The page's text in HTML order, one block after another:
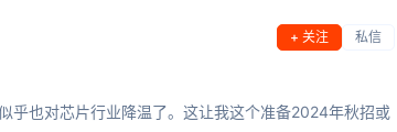
+ 关注 私信
乎也对芯片行业降温了。这让我这个准备2024年秋招或